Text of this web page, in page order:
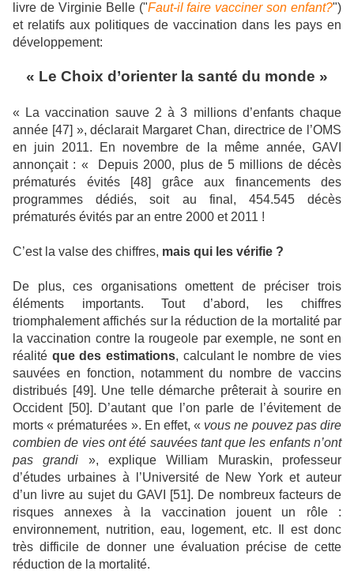
livre de Virginie Belle ("Faut-il faire vacciner son enfant?")
et relatifs aux politiques de vaccination dans les pays en
développement:
« Le Choix d’orienter la santé du monde »
« La vaccination sauve 2 à 3 millions d’enfants chaque
année [47] », déclarait Margaret Chan, directrice de l’OMS
en juin 2011. En novembre de la même année, GAVI
annonçait : « Depuis 2000, plus de 5 millions de décès
prématurés évités [48] grâce aux financements des
programmes dédiés, soit au final, 454.545 décès
prématurés évités par an entre 2000 et 2011 !
C’est la valse des chiffres, mais qui les vérifie ?
De plus, ces organisations omettent de préciser trois
éléments importants. Tout d’abord, les chiffres
triomphalement affichés sur la réduction de la mortalité par
la vaccination contre la rougeole par exemple, ne sont en
réalité que des estimations, calculant le nombre de vies
sauvées en fonction, notamment du nombre de vaccins
distribués [49]. Une telle démarche prêterait à sourire en
Occident [50]. D’autant que l’on parle de l’évitement de
morts « prématurées ». En effet, « vous ne pouvez pas dire
combien de vies ont été sauvées tant que les enfants n’ont
pas grandi », explique William Muraskin, professeur
d’études urbaines à l’Université de New York et auteur
d’un livre au sujet du GAVI [51]. De nombreux facteurs de
risques annexes à la vaccination jouent un rôle :
environnement, nutrition, eau, logement, etc. Il est donc
très difficile de donner une évaluation précise de cette
réduction de la mortalité.